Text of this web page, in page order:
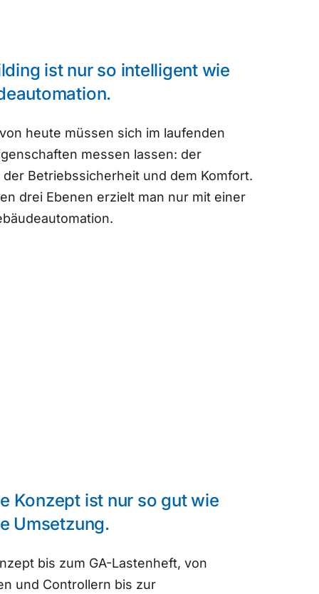
ist nur so intelligent wie
heute müssen sich im laufenden
messen lassen: der
Betriebssicherheit und dem Komfort.
drei Ebenen erzielt man nur mit einer
Konzept ist nur so gut wie
Umsetzung.
bis zum GA-Lastenheft, von
und Controllern bis zur